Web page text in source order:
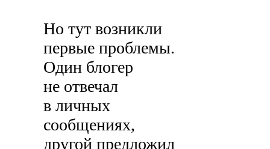
Но тут возникли
первые проблемы.
Один блогер
не отвечал
в личных
сообщениях,
другой предложил